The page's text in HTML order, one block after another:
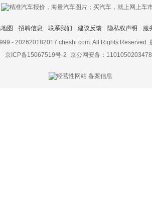
上传图片最多
图 招聘信息 联系我们 建议反馈 隐私权声明
服
- 202620182017 cheshi.com. All Rights Reserved.
京ICP备15067519号-2 京公网安备：